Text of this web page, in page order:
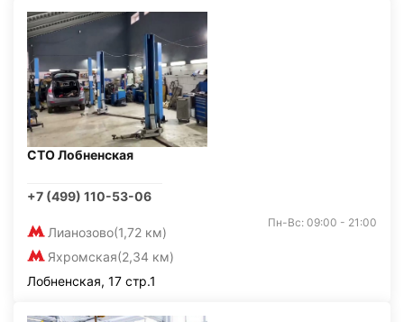
СТО Лобненская
+7 (499) 110-53-06
Лианозово(1,72 км)
Яхромская(2,34 км)
Пн-Вс: 09:00 - 21:00
Лобненская, 17 стр.1